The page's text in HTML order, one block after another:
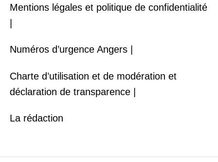
Mentions légales et politique de confidentialité
|
Numéros d’urgence Angers |
Charte d’utilisation et de modération et
déclaration de transparence |
La rédaction